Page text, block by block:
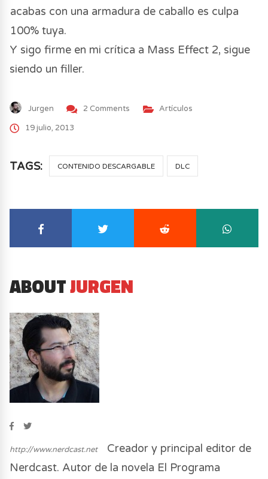
acabas con una armadura de caballo es culpa
100% tuya.
Y sigo firme en mi crítica a Mass Effect 2, sigue
siendo un filler.
Jurgen 2 Comments
Artículos
19 julio, 2013
TAGS: CONTENIDO DESCARGABLE DLC
ABOUTJURGEN
http://www.nerdcast.net
Creador y principal editor de
Nerdcast. Autor de la novela El Programa